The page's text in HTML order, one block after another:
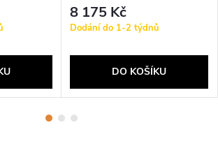
8 175 Kč
Dodání do 1-2 týdnů
DO KOŠÍKU